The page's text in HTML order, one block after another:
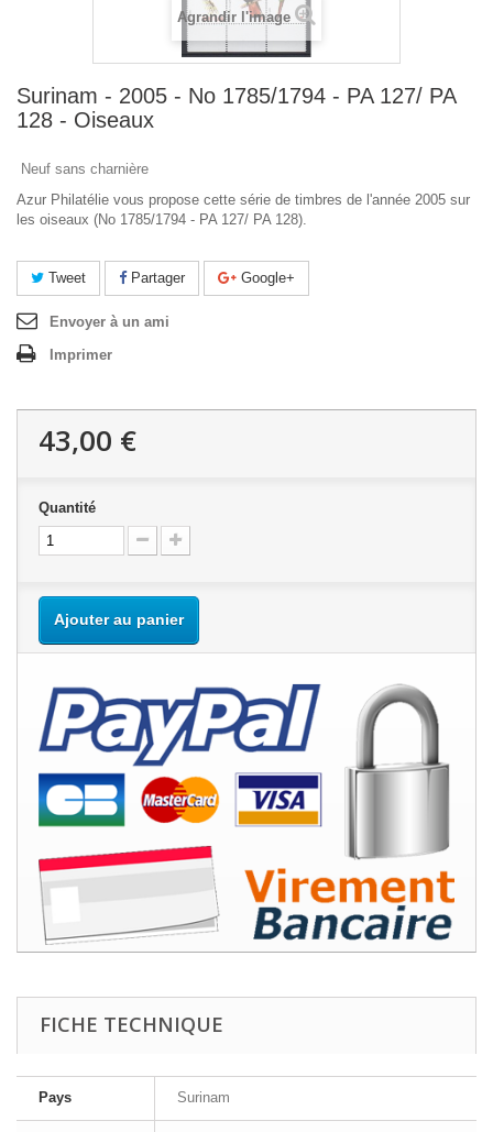
Agrandir l'image
Surinam - 2005 - No 1785/1794 - PA 127/ PA
128 - Oiseaux
Neuf sans charnière
Azur Philatélie vous propose cette série de timbres de l'année 2005 sur
les oiseaux (No 1785/1794 - PA 127/ PA 128).
Tweet Partager Google+
Envoyer à un ami
Imprimer
43,00 €
Quantité
Ajouter au panier
FICHE TECHNIQUE
Pays Surinam